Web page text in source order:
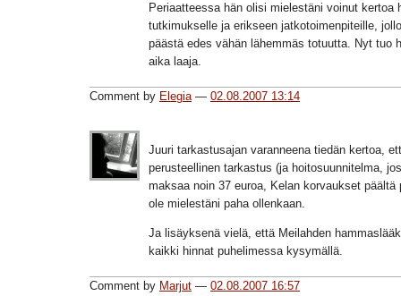
Periaatteessa hän olisi mielestäni voinut kertoa
tutkimukselle ja erikseen jatkotoimenpiteille,
päästä edes vähän lähemmäs totuutta. Nyt tuo
aika laaja.
Comment by Elegia — 02.08.2007 13:14
Juuri tarkastusajan varanneena tiedän kertoa,
perusteellinen tarkastus (ja hoitosuunnitelma,
maksaa noin 37 euroa, Kelan korvaukset
ole mielestäni paha ollenkaan.
Ja lisäyksenä vielä, että Meilahden
kaikki hinnat puhelimessa kysymällä.
Comment by Marjut — 02.08.2007 16:57